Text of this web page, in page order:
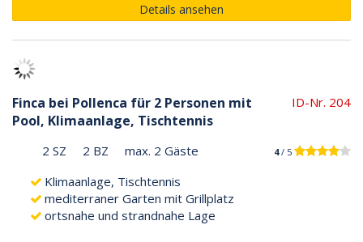
Details ansehen
Finca bei Pollenca für 2 Personen mit
Pool, Klimaanlage, Tischtennis
ID-Nr. 204
2 SZ 2 BZ max. 2 Gäste 4/ 5
Klimaanlage, Tischtennis
mediterraner Garten mit Grillplatz
ortsnahe und strandnahe Lage